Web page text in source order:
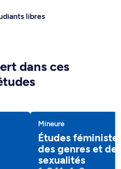
libres
dans ces
Mineure
Études
des genres et
sexualités